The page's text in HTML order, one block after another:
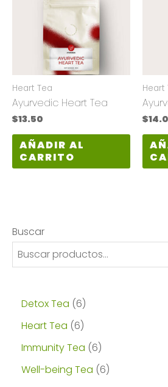
Buscar
Detox Tea 66
p
r
Heart Tea 66
p
r
Immunity Tea 66
p
Well-being Tea 66
Heart Tea
Ayurvedic Heart Tea
$13.50
AÑADIR AL
CARRITO
Heart
$